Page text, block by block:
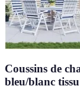
Coussins de
bleu/blanc